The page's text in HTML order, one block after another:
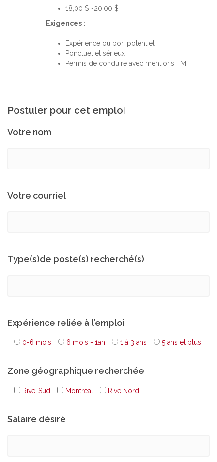
18,00 $ -20,00 $
Exigences :
Expérience ou bon potentiel
Ponctuel et sérieux
Permis de conduire avec mentions FM
Postuler pour cet emploi
Votre nom
Votre courriel
Type(s)de poste(s) recherché(s)
Expérience reliée à l’emploi
0-6 mois 6 mois - 1an 1 à 3 ans 5 ans et plus
Zone géographique recherchée
Rive-Sud Montréal Rive Nord
Salaire désiré